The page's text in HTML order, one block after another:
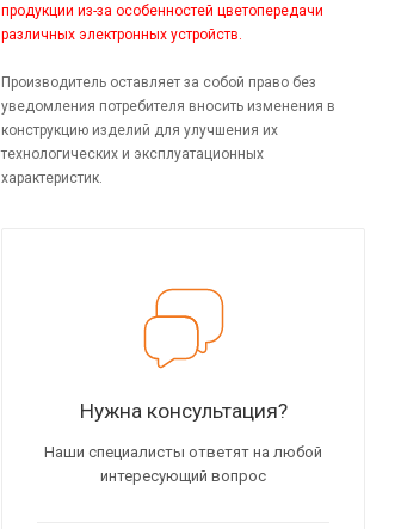
продукции из-за особенностей цветопередачи
различных электронных устройств.
Производитель оставляет за собой право без
уведомления потребителя вносить изменения в
конструкцию изделий для улучшения их
технологических и эксплуатационных
характеристик.
Нужна консультация?
Наши специалисты ответят на любой
интересующий вопрос